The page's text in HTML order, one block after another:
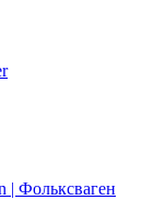
| Фольксваген